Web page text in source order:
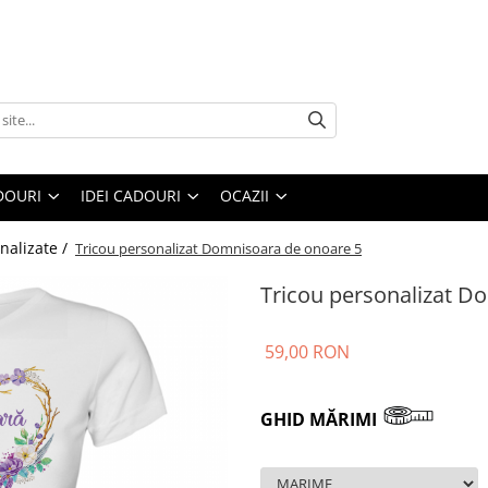
IDEI CADOURI OCAZII
/ Tricou personalizat Domnisoara de onoare 5
Tricou personalizat
59,00 RON
GHID MĂRIMI